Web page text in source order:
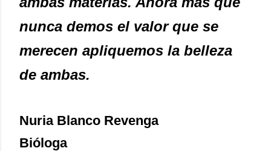
nunca demos el valor que se
merecen apliquemos la belleza
de ambas.
Nuria Blanco Revenga
Bióloga